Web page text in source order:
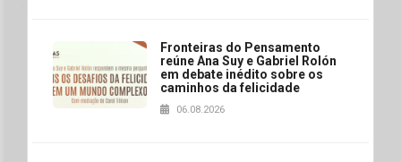
Fronteiras do Pensamento
reúne Ana Suy e Gabriel Rolón
em debate inédito sobre os
caminhos da felicidade
06.08.2026